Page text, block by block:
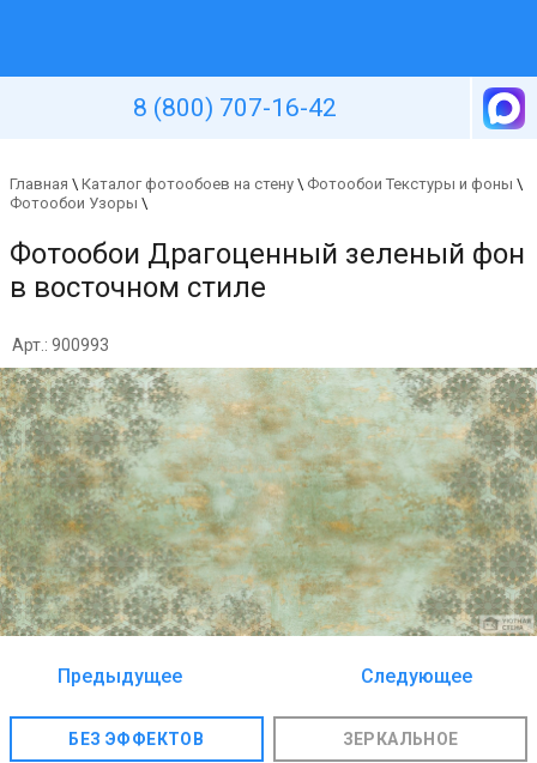
8 (800) 707-16-42
Главная \ Каталог фотообоев на стену \ Фотообои Текстуры и фоны \
Фотообои Узоры \
Фотообои Драгоценный зеленый фон
в восточном стиле
Арт.: 900993
Предыдущее
Следующее
БЕЗ ЭФФЕКТОВ ЗЕРКАЛЬНОЕ